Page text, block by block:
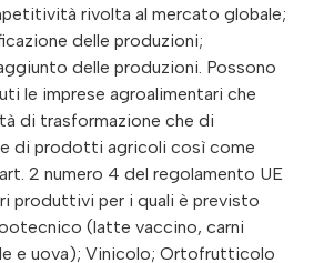
rivolta al mercato globale;
delle produzioni;
delle produzioni. Possono
le imprese agroalimentari che
di trasformazione che di
di prodotti agricoli così come
2 numero 4 del regolamento UE
produttivi per i quali è previsto
(latte vaccino, carni
e uova); Vinicolo; Ortofrutticolo